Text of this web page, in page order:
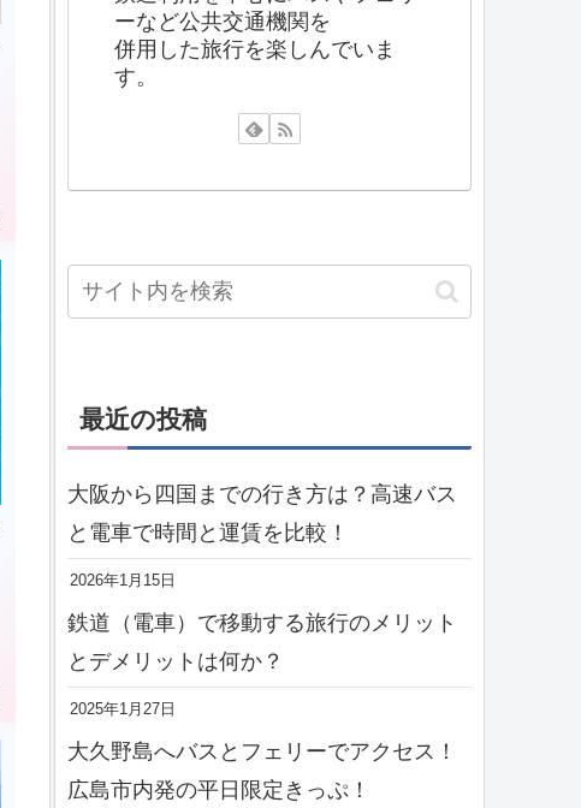
ーなど公共交通機関を
併用した旅行を楽しんでいま
す。
最近の投稿
大阪から四国までの行き方は？高速バス
と電車で時間と運賃を比較！
2026年1月15日
鉄道（電車）で移動する旅行のメリット
とデメリットは何か？
2025年1月27日
大久野島へバスとフェリーでアクセス！
広島市内発の平日限定きっぷ！